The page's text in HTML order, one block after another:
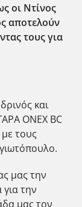
οι Ντίνος
αποτελούν
τους για
και
ONEX BC
τους
μας την
την
μας τον